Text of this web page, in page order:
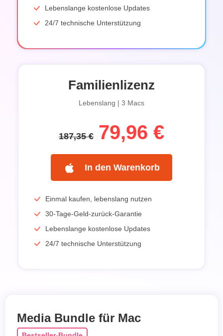
Lebenslange kostenlose Updates
24/7 technische Unterstützung
Familienlizenz
Lebenslang | 3 Macs
187,35 € 79,96 €
In den Warenkorb
Einmal kaufen, lebenslang nutzen
30-Tage-Geld-zurück-Garantie
Lebenslange kostenlose Updates
24/7 technische Unterstützung
Media Bundle für Mac